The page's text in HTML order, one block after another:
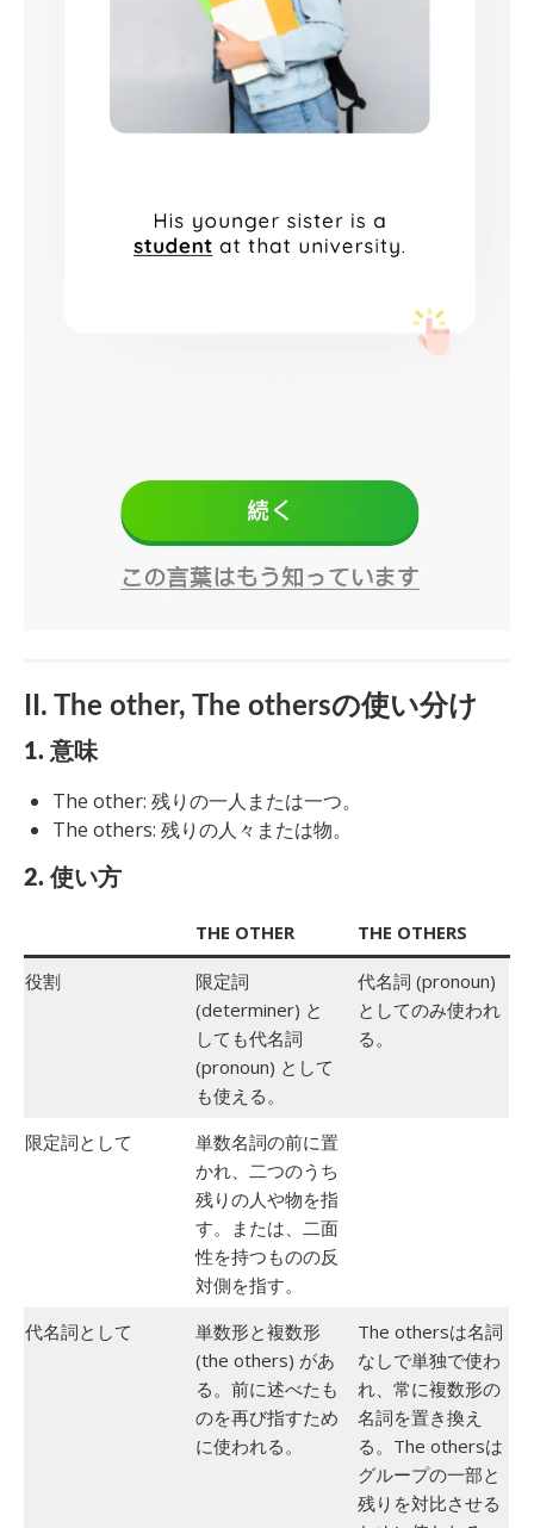
II. The other, The othersの使い分け
1. 意味
The other: 残りの一人または一つ。
The others: 残りの人々または物。
2. 使い方
THE OTHER THE OTHERS
役割
限定詞
(determiner) と
しても代名詞
(pronoun) として
も使える。
代名詞 (pronoun)
としてのみ使われ
る。
限定詞として
単数名詞の前に置
かれ、二つのうち
残りの人や物を指
す。または、二面
性を持つものの反
対側を指す。
代名詞として
単数形と複数形
(the others) があ
る。前に述べたも
のを再び指すため
に使われる。
The othersは名詞
なしで単独で使わ
れ、常に複数形の
名詞を置き換え
る。The othersは
グループの一部と
残りを対比させる